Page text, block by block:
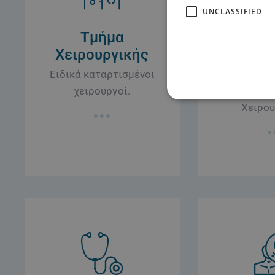
Τμήμα
Χειρουργικής
Ειδικά καταρτισμένοι
χειρουργοί.
UNCLASSIFIED